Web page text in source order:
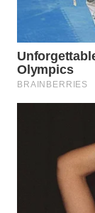
KEPULAUAN
SERIBU
WN
TANGERANG
CIREBON